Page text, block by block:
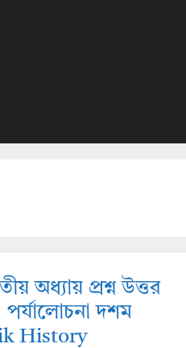
অধ্যায় প্রশ্ন উত্তর
পর্যালোচনা দশম
History